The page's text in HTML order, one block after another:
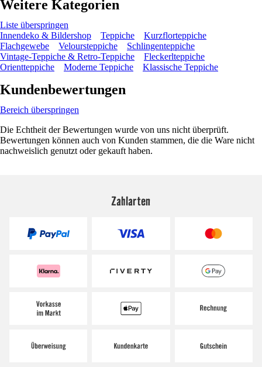
Weitere Kategorien
Liste überspringen
Innendeko & Bildershop
Teppiche
Kurzflorteppiche
Flachgewebe
Veloursteppiche
Schlingenteppiche
Vintage-Teppiche & Retro-Teppiche
Fleckerlteppiche
Orientteppiche
Moderne Teppiche Klassische Teppiche
Kundenbewertungen
Bereich überspringen
Die Echtheit der Bewertungen wurde von uns nicht überprüft.
Bewertungen können auch von Kunden stammen, die die Ware nicht
nachweislich genutzt oder gekauft haben.
Zahlarten